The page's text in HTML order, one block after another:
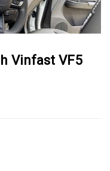
Vinfast VF5